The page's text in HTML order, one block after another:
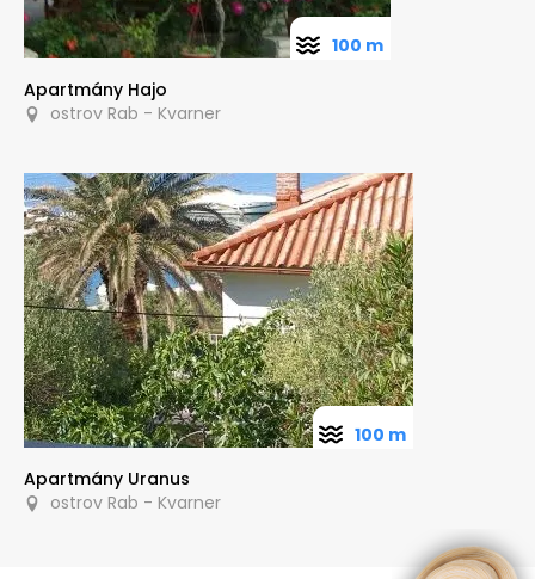
Apartmány Hajo
ostrov Rab - Kvarner
100 m
Apartmány Uranus
ostrov Rab - Kvarner
100 m